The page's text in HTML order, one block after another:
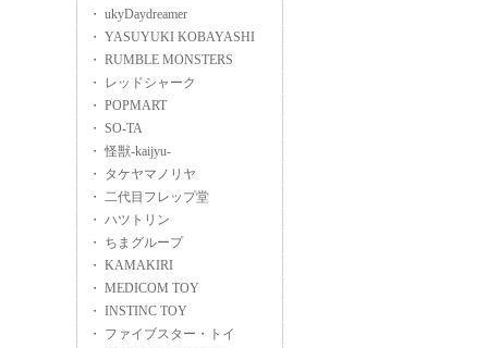
・ ukyDaydreamer
・ YASUYUKI KOBAYASHI
・ RUMBLE MONSTERS
・ レッドシャーク
・ POPMART
・ SO-TA
・ 怪獣-kaijyu-
・ タケヤマノリヤ
・ 二代目フレップ堂
・ ハツトリン
・ ちまグループ
・ KAMAKIRI
・ MEDICOM TOY
・ INSTINC TOY
・ ファイブスター・トイ